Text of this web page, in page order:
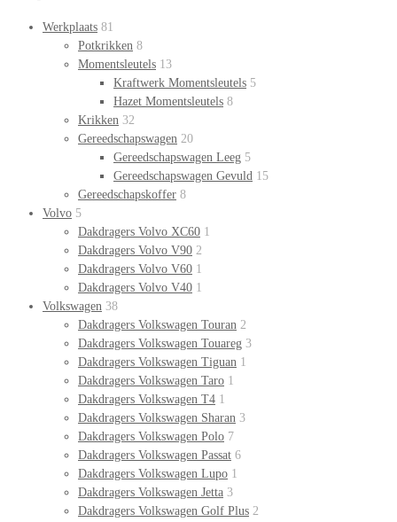
Werkplaats 81
Potkrikken 8
Momentsleutels 13
Kraftwerk Momentsleutels 5
Hazet Momentsleutels 8
Krikken 32
Gereedschapswagen 20
Gereedschapswagen Leeg 5
Gereedschapswagen Gevuld 15
Gereedschapskoffer 8
Volvo 5
Dakdragers Volvo XC60 1
Dakdragers Volvo V90 2
Dakdragers Volvo V60 1
Dakdragers Volvo V40 1
Volkswagen 38
Dakdragers Volkswagen Touran 2
Dakdragers Volkswagen Touareg 3
Dakdragers Volkswagen Tiguan 1
Dakdragers Volkswagen Taro 1
Dakdragers Volkswagen T4 1
Dakdragers Volkswagen Sharan 3
Dakdragers Volkswagen Polo 7
Dakdragers Volkswagen Passat 6
Dakdragers Volkswagen Lupo 1
Dakdragers Volkswagen Jetta 3
Dakdragers Volkswagen Golf Plus 2